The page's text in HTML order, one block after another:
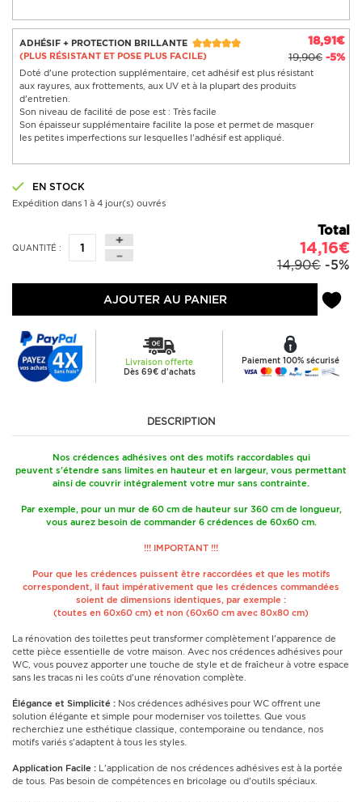
ADHÉSIF + PROTECTION BRILLANTE
(PLUS RÉSISTANT ET POSE PLUS FACILE)
18,91€
19,90€ -5%
Doté d'une protection supplémentaire, cet adhésif est plus résistant
aux rayures, aux frottements, aux UV et à la plupart des produits
d'entretien.
Son niveau de facilité de pose est : Très facile
Son épaisseur supplémentaire facilite la pose et permet de masquer
les petites imperfections sur lesquelles l'adhésif est appliqué.
EN STOCK
Expédition dans 1 à 4 jour(s) ouvrés
QUANTITÉ :
Total
14,16€
14,90€ -5%
AJOUTER AU PANIER
Livraison offerte
Dès 69€ d'achats
Paiement 100% sécurisé
DESCRIPTION
Nos crédences adhésives ont des motifs raccordables qui
peuvent s'étendre sans limites en hauteur et en largeur, vous permettant
ainsi de couvrir intégralement votre mur sans contrainte.
Par exemple, pour un mur de 60 cm de hauteur sur 360 cm de longueur,
vous aurez besoin de commander 6 crédences de 60x60 cm.
!!! IMPORTANT !!!
Pour que les crédences puissent être raccordées et que les motifs
correspondent, il faut impérativement que les crédences commandées
soient de dimensions identiques, par exemple :
(toutes en 60x60 cm) et non (60x60 cm avec 80x80 cm)
La rénovation des toilettes peut transformer complètement l'apparence de
cette pièce essentielle de votre maison. Avec nos crédences adhésives pour
WC, vous pouvez apporter une touche de style et de fraîcheur à votre espace
sans les tracas ni les coûts d'une rénovation complète.
Élégance et Simplicité : Nos crédences adhésives pour WC offrent une
solution élégante et simple pour moderniser vos toilettes. Que vous
recherchiez une esthétique classique, contemporaine ou tendance, nos
motifs variés s'adaptent à tous les styles.
Application Facile : L'application de nos crédences adhésives est à la portée
de tous. Pas besoin de compétences en bricolage ou d'outils spéciaux.